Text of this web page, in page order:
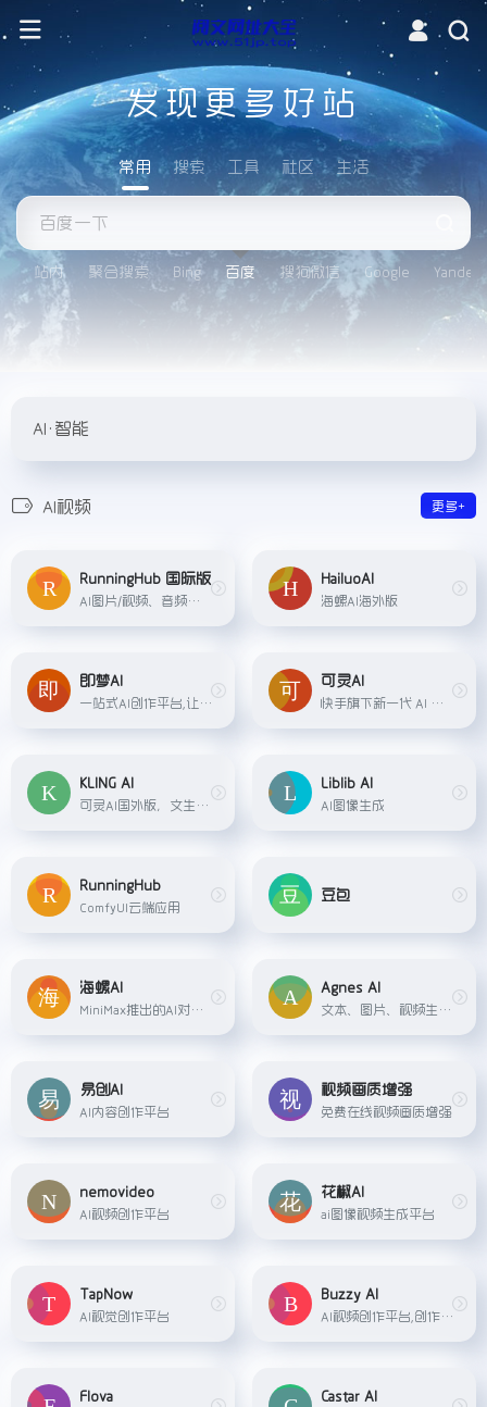
发现更多好站
常用 搜索 工具 社区 生活
站内 聚合搜索 Bing 百度 搜狗微信 Google Yandex
AI•智能
AI视频 更多+
RunningHub 国际版
AI图片/视频、音频等综合创作平台
HailuoAI
海螺AI海外版
即梦AI
一站式AI创作平台,让灵感即刻成片。即梦提供AI绘画和AIGC视频创作体验,拥有激发无限创作灵感的社区。
可灵AI
快手旗下新一代 AI 创意生产力平台. AI 图片. 风格多样的精美图片创作. AI 视频. 最长 3 分钟的高清视频生成.
KLING AI
可灵AI国外版，文生视频、图生视频
Liblib AI
AI图像生成
RunningHub
ComfyUI云端应用
豆包
海螺AI
MiniMax推出的AI对话助理
Agnes AI
文本、图片、视频生成AI平台
易创AI
AI内容创作平台
视频画质增强
免费在线视频画质增强
nemovideo
AI视频创作平台
花椒AI
ai图像视频生成平台
TapNow
AI视觉创作平台
Buzzy AI
AI视频创作平台,创作无限可能
Flova Castar AI